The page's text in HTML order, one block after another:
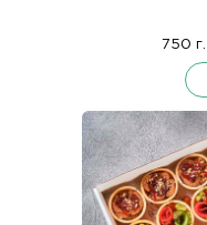
750 г.